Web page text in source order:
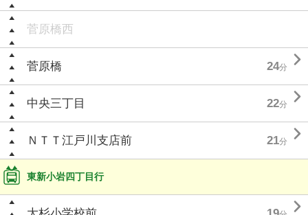
菅原橋西
菅原橋 24分 
中央三丁目 22分 
ＮＴＴ江戸川支店前 21分 
東新小岩四丁目行
